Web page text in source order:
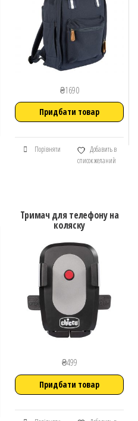
₴1690
Придбати товар
Порівняти
Добавить в
список желаний
Тримач для телефону на
коляску
₴499
Придбати товар